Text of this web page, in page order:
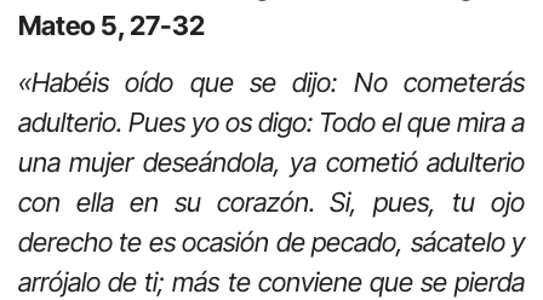
Mateo 5, 27-32
«Habéis oído que se dijo: No cometerás
adulterio. Pues yo os digo: Todo el que mira a
una mujer deseándola, ya cometió adulterio
con ella en su corazón. Si, pues, tu ojo
derecho te es ocasión de pecado, sácatelo y
arrójalo de ti; más te conviene que se pierda